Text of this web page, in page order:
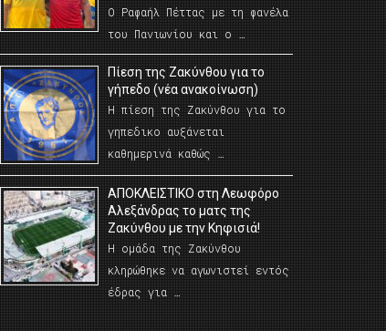
Ο Ραφαήλ Πέττας με τη φανέλα
του Πανιωνίου και ο …
Πίεση της Ζακύνθου για το
γήπεδο (νέα ανακοίνωση)
Η πίεση της Ζακύνθου για το
γηπεδικο αυξάνεται
καθημερινά καθώς …
AΠΟΚΛΕΙΣΤΙΚΟ στη Λεωφόρο
Αλεξάνδρας το ματς της
Ζακύνθου με την Κηφισιά!
Η ομάδα της Ζακύνθου
κληρώθηκε να αγωνιστεί εντός
έδρας για …